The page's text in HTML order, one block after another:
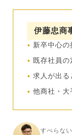
伊藤忠商
新卒中心
既存社員
求人が出る
他商社・大
すべらな